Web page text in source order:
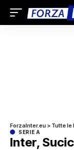
ForzaInter.eu > Tutte le
SERIE A
Inter,